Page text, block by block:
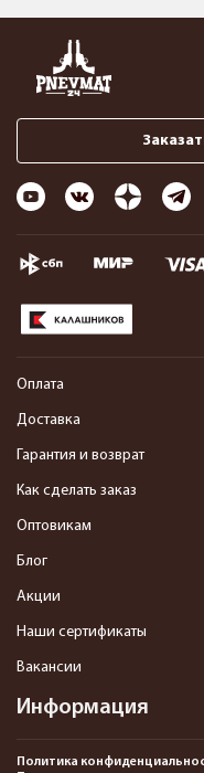
Информация
Оплата
Доставка
Гарантия и возврат
Как сделать заказ
Оптовикам
Блог
Акции
Наши сертификаты
Вакансии
Политика